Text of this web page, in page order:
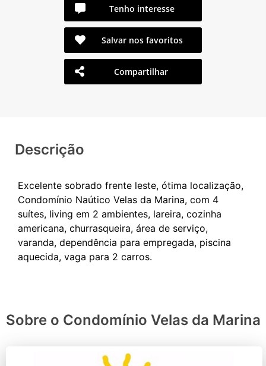
Tenho interesse
Salvar nos favoritos
Compartilhar
Descrição
Excelente sobrado frente leste, ótima localização,
Condomínio Naútico Velas da Marina, com 4
suítes, living em 2 ambientes, lareira, cozinha
americana, churrasqueira, área de serviço,
varanda, dependência para empregada, piscina
Sobre o Condomínio Velas da Marina